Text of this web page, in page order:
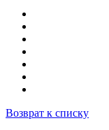
Возврат к списку